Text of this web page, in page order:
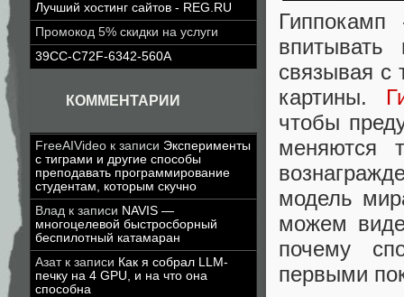
Лучший хостинг сайтов - REG.RU
Промокод 5% скидки на услуги
39CC-C72F-6342-560A
КОММЕНТАРИИ
FreeAIVideo к записи Эксперименты
с тиграми и другие способы
преподавать программирование
студентам, которым скучно
Влад к записи NAVIS —
многоцелевой быстросборный
беспилотный катамаран
Азатк записи Как я собрал LLM-
печку на 4 GPU, и на что она
способна
связывая
картины.
чтобы
меняются
модель
можем
почему
первыми